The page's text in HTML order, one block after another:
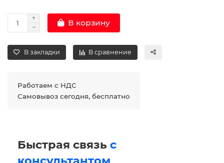
В корзину
В закладки В сравнение
Работаем с НДС
Самовывоз сегодня, бесплатно
Быстрая связь с